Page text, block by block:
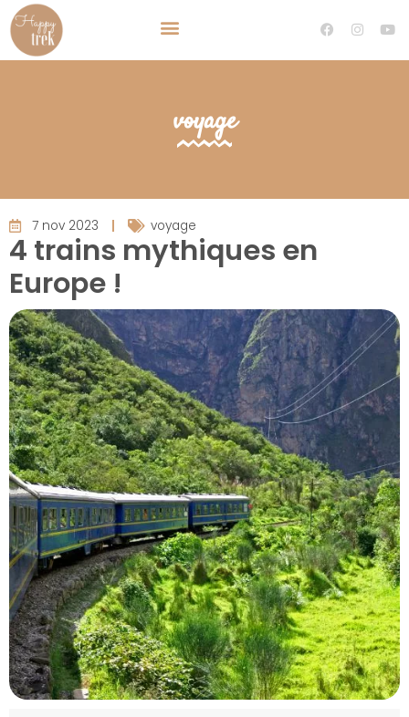
voyage
7 nov 2023 voyage
4 trains mythiques en
Europe !